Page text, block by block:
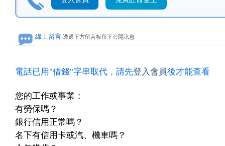
線上留言 透過下方留言板留下公開訊息
電話已用"借錢"字串取代，請先登入會員後才能查看
您的工作或事業：
有勞保嗎？
銀行信用正常嗎？
名下有信用卡或汽、機車嗎？